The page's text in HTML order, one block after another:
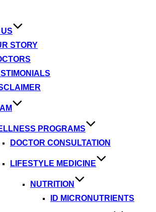
STORY
PROGRAMS
DOCTOR CONSULTATION
LIFESTYLE MEDICINE
NUTRITION
ID MICRONUTRIENTS